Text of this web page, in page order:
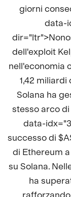
giorni
data-
dell'exploit
nell'economia
1,42
Solana ha
stesso arco
data-
successo di
di Ethereum
su Solana.
ha